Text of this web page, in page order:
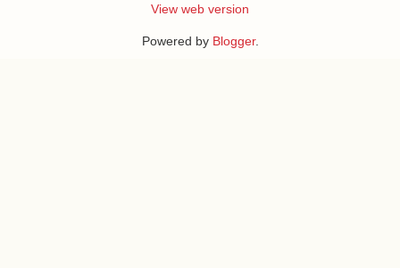
View web version
Powered by Blogger.